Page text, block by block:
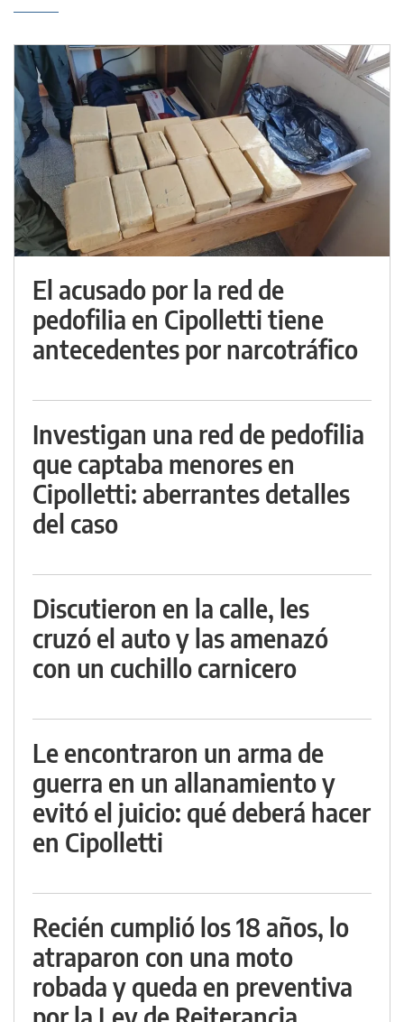
El acusado por la red de
pedofilia en Cipolletti tiene
antecedentes por narcotráfico
Investigan una red de pedofilia
que captaba menores en
Cipolletti: aberrantes detalles
del caso
Discutieron en la calle, les
cruzó el auto y las amenazó
con un cuchillo carnicero
Le encontraron un arma de
guerra en un allanamiento y
evitó el juicio: qué deberá hacer
en Cipolletti
Recién cumplió los 18 años, lo
atraparon con una moto
robada y queda en preventiva